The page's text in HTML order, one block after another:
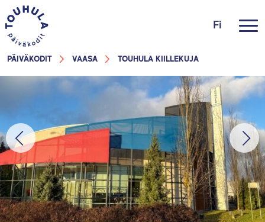
Fi
PÄIVÄKODIT VAASA TOUHULA KIILLEKUJA